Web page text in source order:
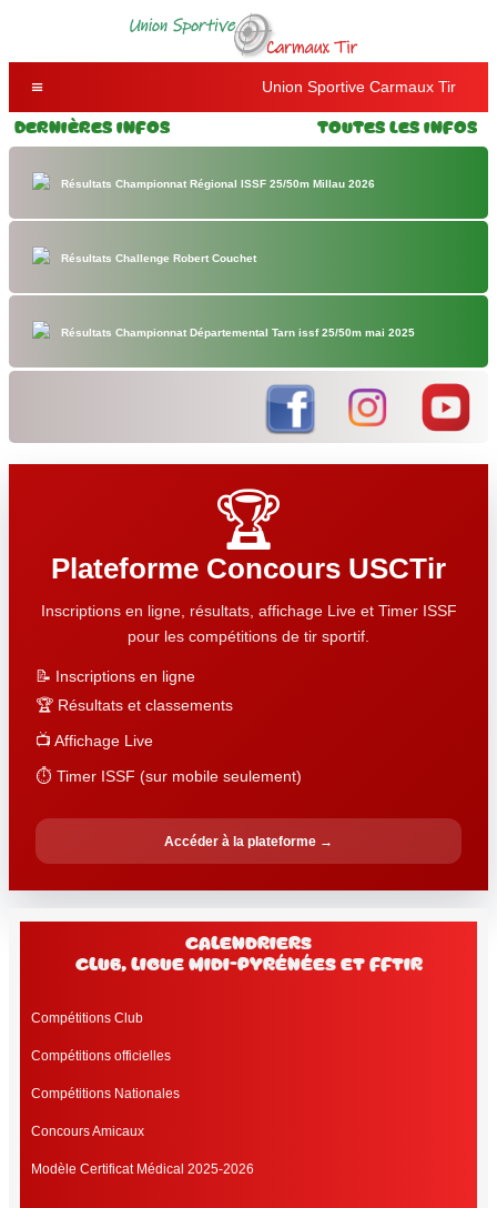
Union Sportive Carmaux Tir
Dernières Infos Toutes les Infos
Résultats Championnat Régional ISSF 25/50m Millau 2026
Résultats Challenge Robert Couchet
Résultats Championnat Départemental Tarn issf 25/50m mai 2025
🏆
Plateforme Concours USCTir
Inscriptions en ligne, résultats, affichage Live et Timer ISSF
pour les compétitions de tir sportif.
📝 Inscriptions en ligne
🏆 Résultats et classements
📺 Affichage Live
⏱️ Timer ISSF (sur mobile seulement)
Accéder à la plateforme →
Calendriers
club, Ligue Midi-Pyrénées et FFtir
Compétitions Club
Compétitions officielles
Compétitions Nationales
Concours Amicaux
Modèle Certificat Médical 2025-2026